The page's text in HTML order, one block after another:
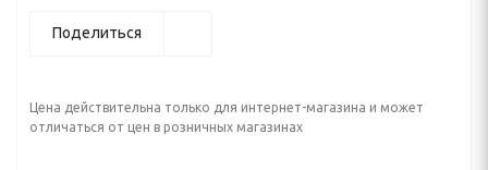
Поделиться
Цена действительна только для интернет-магазина и может
отличаться от цен в розничных магазинах